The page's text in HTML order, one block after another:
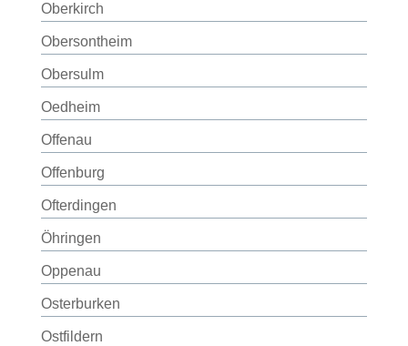
Oberkirch
Obersontheim
Obersulm
Oedheim
Offenau
Offenburg
Ofterdingen
Öhringen
Oppenau
Osterburken
Ostfildern